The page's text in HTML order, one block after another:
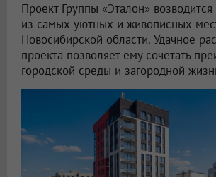
Проект Группы «Эталон»
из самых уютных и живописных
Новосибирской области. Удачное
проекта позволяет ему сочетать
городской среды и загородной